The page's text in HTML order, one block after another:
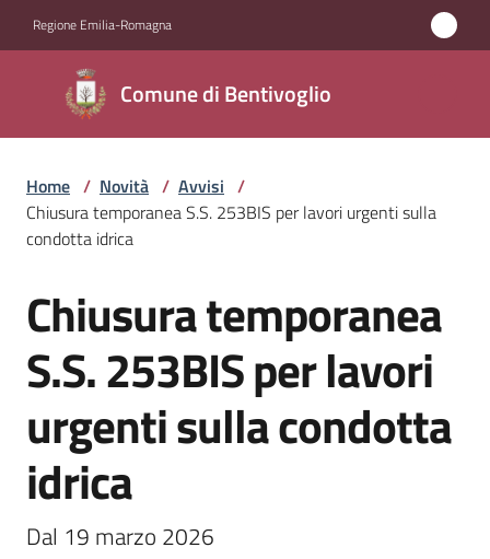
Regione Emilia-Romagna
Comune di Bentivoglio
Comune di
Bentivoglio
Amministrazione
Servizi
Vivere
Amministrazione
Home / Novità / Avvisi /
Chiusura temporanea S.S. 253BIS per lavori urgenti sulla
condotta idrica
Salta al contenuto
Chiusura temporanea
S.S. 253BIS per lavori
urgenti sulla condotta
idrica
Dal 19 marzo 2026